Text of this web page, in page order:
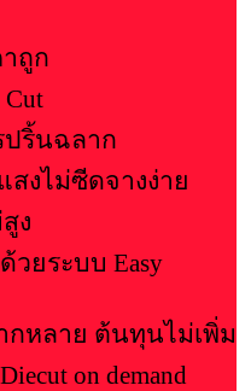
ถูก
ริ้นฉลาก
งไม่ซีดจางง่าย
ง
ยระบบ Easy
หลาย ต้นทุนไม่เพิ่ม
on demand